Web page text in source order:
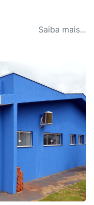
Saiba mais...